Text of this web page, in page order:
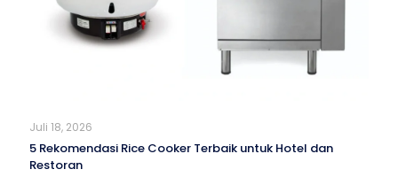
Juli 18, 2026
5 Rekomendasi Rice Cooker Terbaik untuk Hotel dan
Restoran